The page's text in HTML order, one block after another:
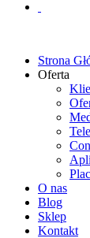
Strona
Oferta
O nas
Blog
Sklep
Kontakt